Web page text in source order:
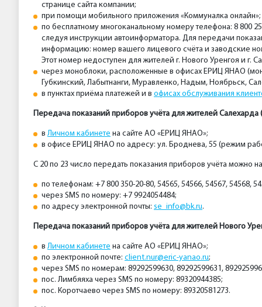
странице сайта компании;
при помощи мобильного приложения «Коммуналка онлайн»;
по бесплатному многоканальному номеру телефона: 8 800
следуя инструкции автоинформатора. Для передачи
информацию: номер вашего лицевого счёта и заводские
Этот номер недоступен для жителей г. Нового Уренгоя и г.
через моноблоки, расположенные в офисах ЕРИЦ ЯНАО
Губкинский, Лабытнанги, Муравленко, Надым, Ноябрьск,
в пунктах приёма платежей и в офисах обслуживания
Передача показаний приборов учёта для жителей Салехарда
в Личном кабинете на сайте АО «ЕРИЦ ЯНАО»;
в офисе ЕРИЦ ЯНАО по адресу: ул. Броднева, 55 (режим
С 20 по 23 число передать показания приборов учёта
по телефонам: +7 800 350-20-80, 54565, 54566, 54567, 54568,
через SMS по номеру: +7 9924054484;
по адресу электронной почты: se_info@bk.ru.
Передача показаний приборов учёта для жителей Нового
в Личном кабинете на сайте АО «ЕРИЦ ЯНАО»;
по электронной почте: client.nur@eric-yanao.ru;
через SMS по номерам: 89292599630, 89292599631,
пос. Лимбяяха через SMS по номеру: 89320944385;
пос. Коротчаево через SMS по номеру: 89320581273.